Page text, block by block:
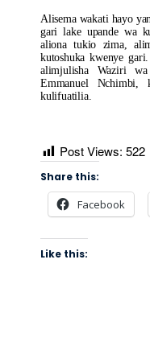
Alisema wakati hayo
gari lake upande wa
aliona tukio zima,
kutoshuka kwenye
alimjulisha Waziri
Emmanuel Nchimbi,
kulifuatilia.
Post Views: 522
Share this:
Facebook
Like this: